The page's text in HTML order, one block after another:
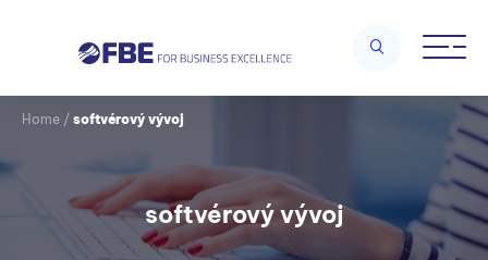
softvérový vývoj
Home / softvérový vývoj